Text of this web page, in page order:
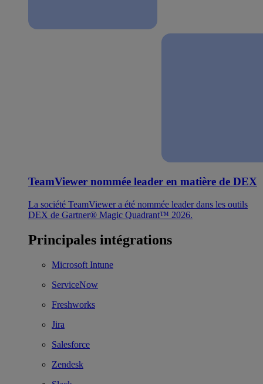
TeamViewer nommée leader en matière de DEX
La société TeamViewer a été nommée leader dans les outils
DEX de Gartner® Magic Quadrant™ 2026.
Principales intégrations
Microsoft Intune
ServiceNow
Freshworks
Jira
Salesforce
Zendesk